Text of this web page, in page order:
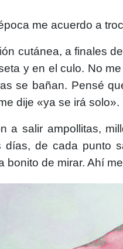
me acuerdo a
cutánea, a finales
y en el culo. No
se bañan. Pensé
dije «ya se irá solo».
a salir ampollitas,
de cada punto
bonito de mirar. Ahí